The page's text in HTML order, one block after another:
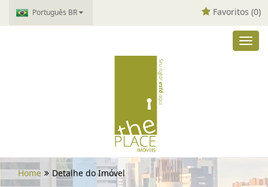
Português BR Favoritos (0)
Home Detalhe do Imóvel